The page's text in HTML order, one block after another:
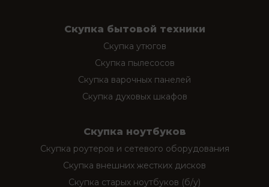
Скупка бытовой техники
Скупка утюгов
Скупка пылесосов
Скупка варочных панелей
Скупка духовых шкафов
Скупка ноутбуков
Скупка роутеров и сетевого оборудования
Скупка внешних жестких дисков
Скупка старых ноутбуков (б/у)